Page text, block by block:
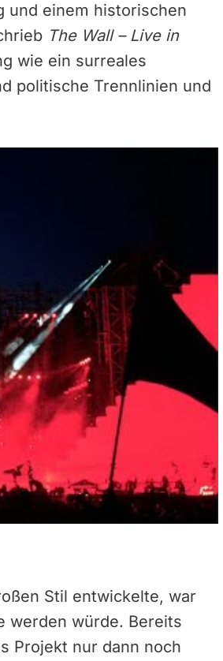
und einem historischen
The Wall – Live in
wie ein surreales
politische Trennlinien und
Stil entwickelte, war
werden würde. Bereits
Projekt nur dann noch